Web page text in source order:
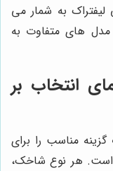
به شمار می
مدل های متفاوت به
انتخاب بر
مناسب را برای
است. هر نوع شاخک،